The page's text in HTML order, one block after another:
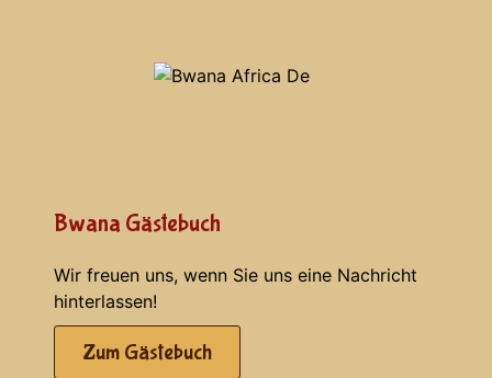
Bwana Gästebuch
Wir freuen uns, wenn Sie uns eine Nachricht
hinterlassen!
Zum Gästebuch